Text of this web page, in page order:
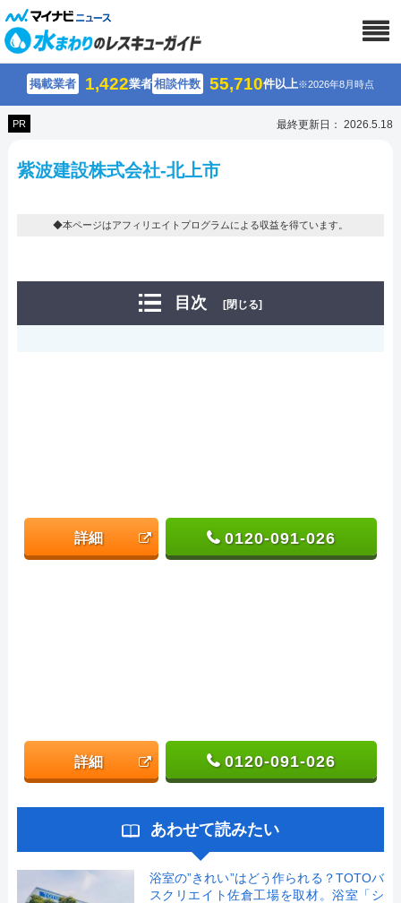
掲載業者 1,422業者相談件数 55,710件以上※2026年8月時点
PR 最終更新日： 2026.5.18
紫波建設株式会社-北上市
◆本ページはアフィリエイトプログラムによる収益を得ています。
目次 [閉じる]
詳細 0120-091-026
詳細 0120-091-026
あわせて読みたい
浴室の”きれい”はどう作られる？TOTOバ
スクリエイト佐倉工場を取材。浴室「シ